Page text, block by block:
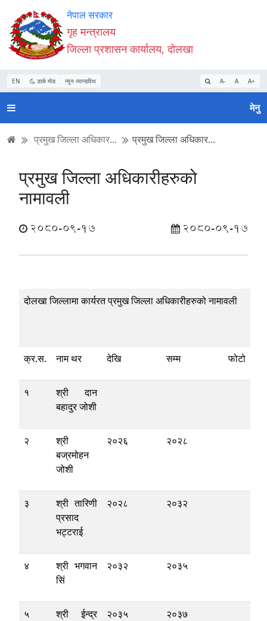
Accessibility
Mode
सुरु
गर्नुहोस्
सामाग्री
पढ्नुहाेस्
नेभिगेसन
पढ्नुहाेस्
वेबसाइट
खोजमा
जानुहोस्
नेपाल सरकार
गृह मन्त्रालय
जिल्ला प्रशासन कार्यालय, दोलखा
EN डार्क मोड न्यून व्यान्डविथ A- A A+
मेनु
प्रमुख जिल्ला अधिकार... प्रमुख जिल्ला अधिकार...
प्रमुख जिल्ला अधिकारीहरुको
नामावली
2080-09-17 2080-09-17
दोलखा जिल्लामा कार्यरत प्रमुख जिल्ला अधिकारीहरुको नामावली
क्र.स. नाम थर देखि सम्म फोटो
१
श्री दान
बहादुर जोशी
२
श्री
बज्रमोहन
जोशी
२०२६ २०२८
३
श्री तारिणी
प्रसाद
भट्टराई
२०२८ २०३२
४
श्री भगवान
सिं
२०३२ २०३५
५
श्री ईन्द्र
२०३५ २०३७